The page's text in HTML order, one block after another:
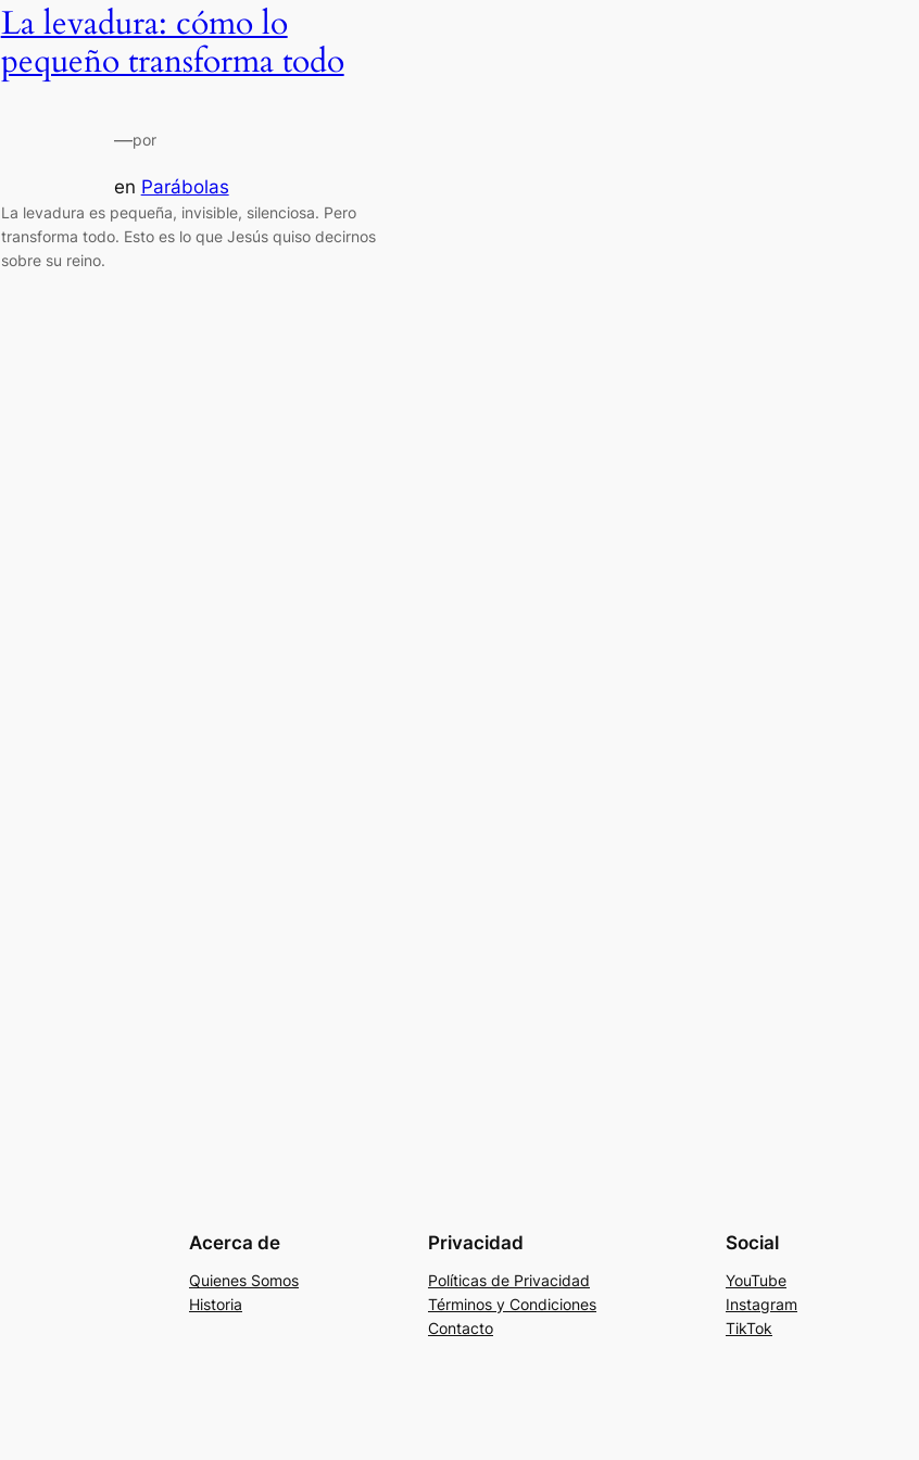
La levadura: cómo lo
pequeño transforma todo
—por
en Parábolas
La levadura es pequeña, invisible, silenciosa. Pero
transforma todo. Esto es lo que Jesús quiso decirnos
sobre su reino.
Acerca de
Quienes Somos
Historia
Privacidad
Políticas de Privacidad
Términos y Condiciones
Contacto
Social
YouTube
Instagram
TikTok